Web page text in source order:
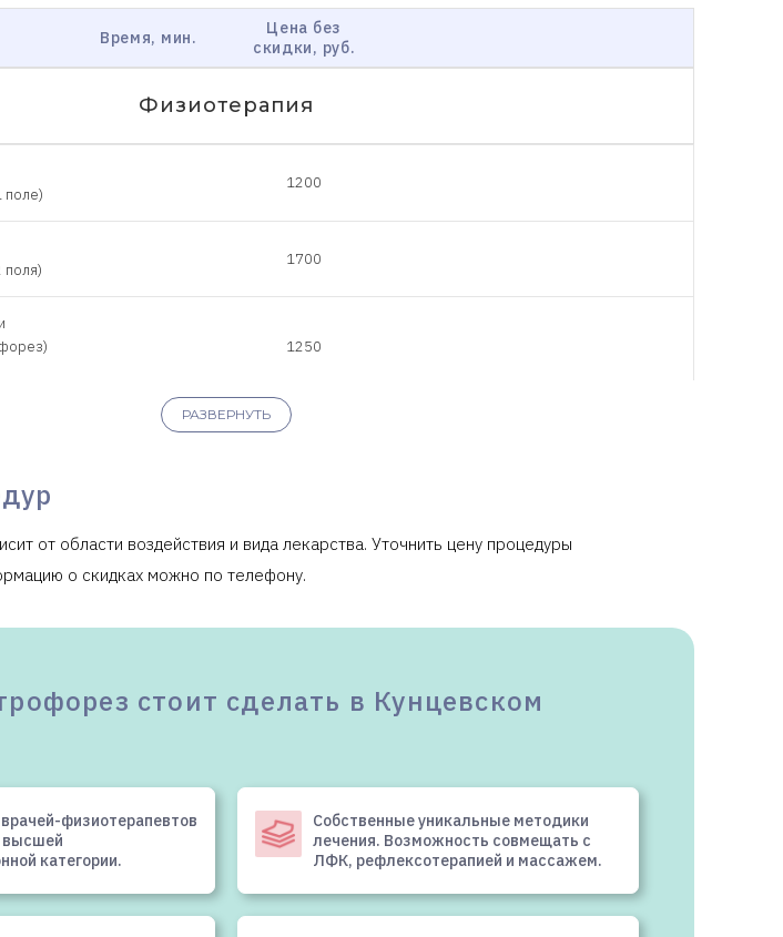
Время, мин.
Цена без
скидки, руб.
Физиотерапия
поле)
1200
поля)
1700
1250
1000
предоставляет справку дляналогового вычета.
РАЗВЕРНУТЬ
от области воздействия и вида лекарства. Уточнить цену процедуры
о скидках можно по телефону.
стоит сделать в Кунцевском
физиотерапевтов
высшей
категории.
Собственные уникальные методики
лечения. Возможность совмещать с
ЛФК, рефлексотерапией и массажем.